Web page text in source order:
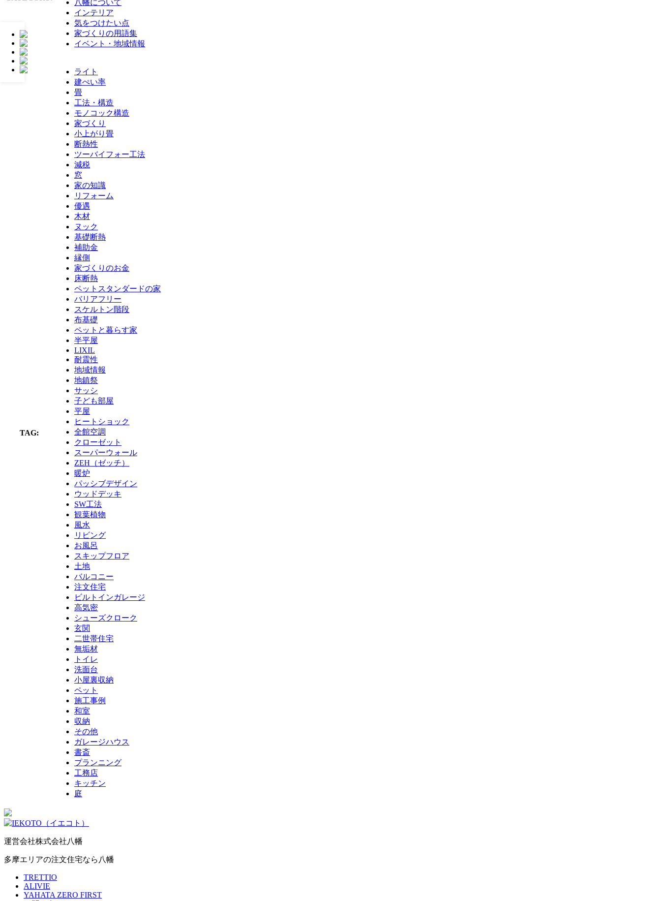
八幡について
インテリア
気をつけたい点
家づくりの用語集
イベント・地域情報
TAG:
ライト
建ぺい率
畳
工法・構造
モノコック構造
家づくり
小上がり畳
断熱性
ツーバイフォー工法
減税
窓
家の知識
リフォーム
優遇
木材
ヌック
基礎断熱
補助金
縁側
家づくりのお金
床断熱
ペットスタンダードの家
バリアフリー
スケルトン階段
布基礎
ペットと暮らす家
半平屋
LIXIL
耐震性
地域情報
地鎮祭
サッシ
子ども部屋
平屋
ヒートショック
全館空調
クローゼット
スーパーウォール
ZEH（ゼッチ）
暖炉
パッシブデザイン
ウッドデッキ
SW工法
観葉植物
風水
リビング
お風呂
スキップフロア
土地
バルコニー
注文住宅
ビルトインガレージ
高気密
シューズクローク
玄関
二世帯住宅
無垢材
トイレ
洗面台
小屋裏収納
ペット
施工事例
和室
収納
その他
ガレージハウス
書斎
プランニング
工務店
キッチン
庭
運営会社株式会社八幡
多摩エリアの注文住宅なら八幡
TRETTIO
ALIVIE
YAHATA ZERO FIRST